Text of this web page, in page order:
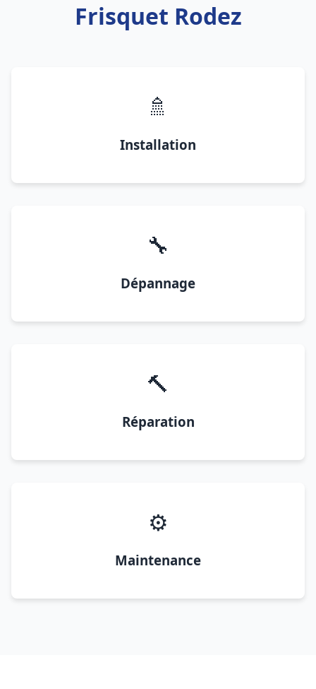
Frisquet Rodez
🚿
Installation
🔧
Dépannage
🔨
Réparation
⚙️
Maintenance